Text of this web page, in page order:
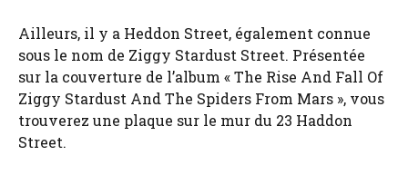
Ailleurs, il y a Heddon Street, également connue
sous le nom de Ziggy Stardust Street. Présentée
sur la couverture de l’album « The Rise And Fall Of
Ziggy Stardust And The Spiders From Mars », vous
trouverez une plaque sur le mur du 23 Haddon
Street.